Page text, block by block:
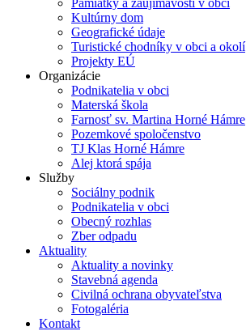
Pamiatky a zaujímavosti v obci
Kultúrny dom
Geografické údaje
Turistické chodníky v obci a okolí
Projekty EÚ
Organizácie
Podnikatelia v obci
Materská škola
Farnosť sv. Martina Horné Hámre
Pozemkové spoločenstvo
TJ Klas Horné Hámre
Alej ktorá spája
Služby
Sociálny podnik
Podnikatelia v obci
Obecný rozhlas
Zber odpadu
Aktuality
Aktuality a novinky
Stavebná agenda
Civilná ochrana obyvateľstva
Fotogaléria
Kontakt